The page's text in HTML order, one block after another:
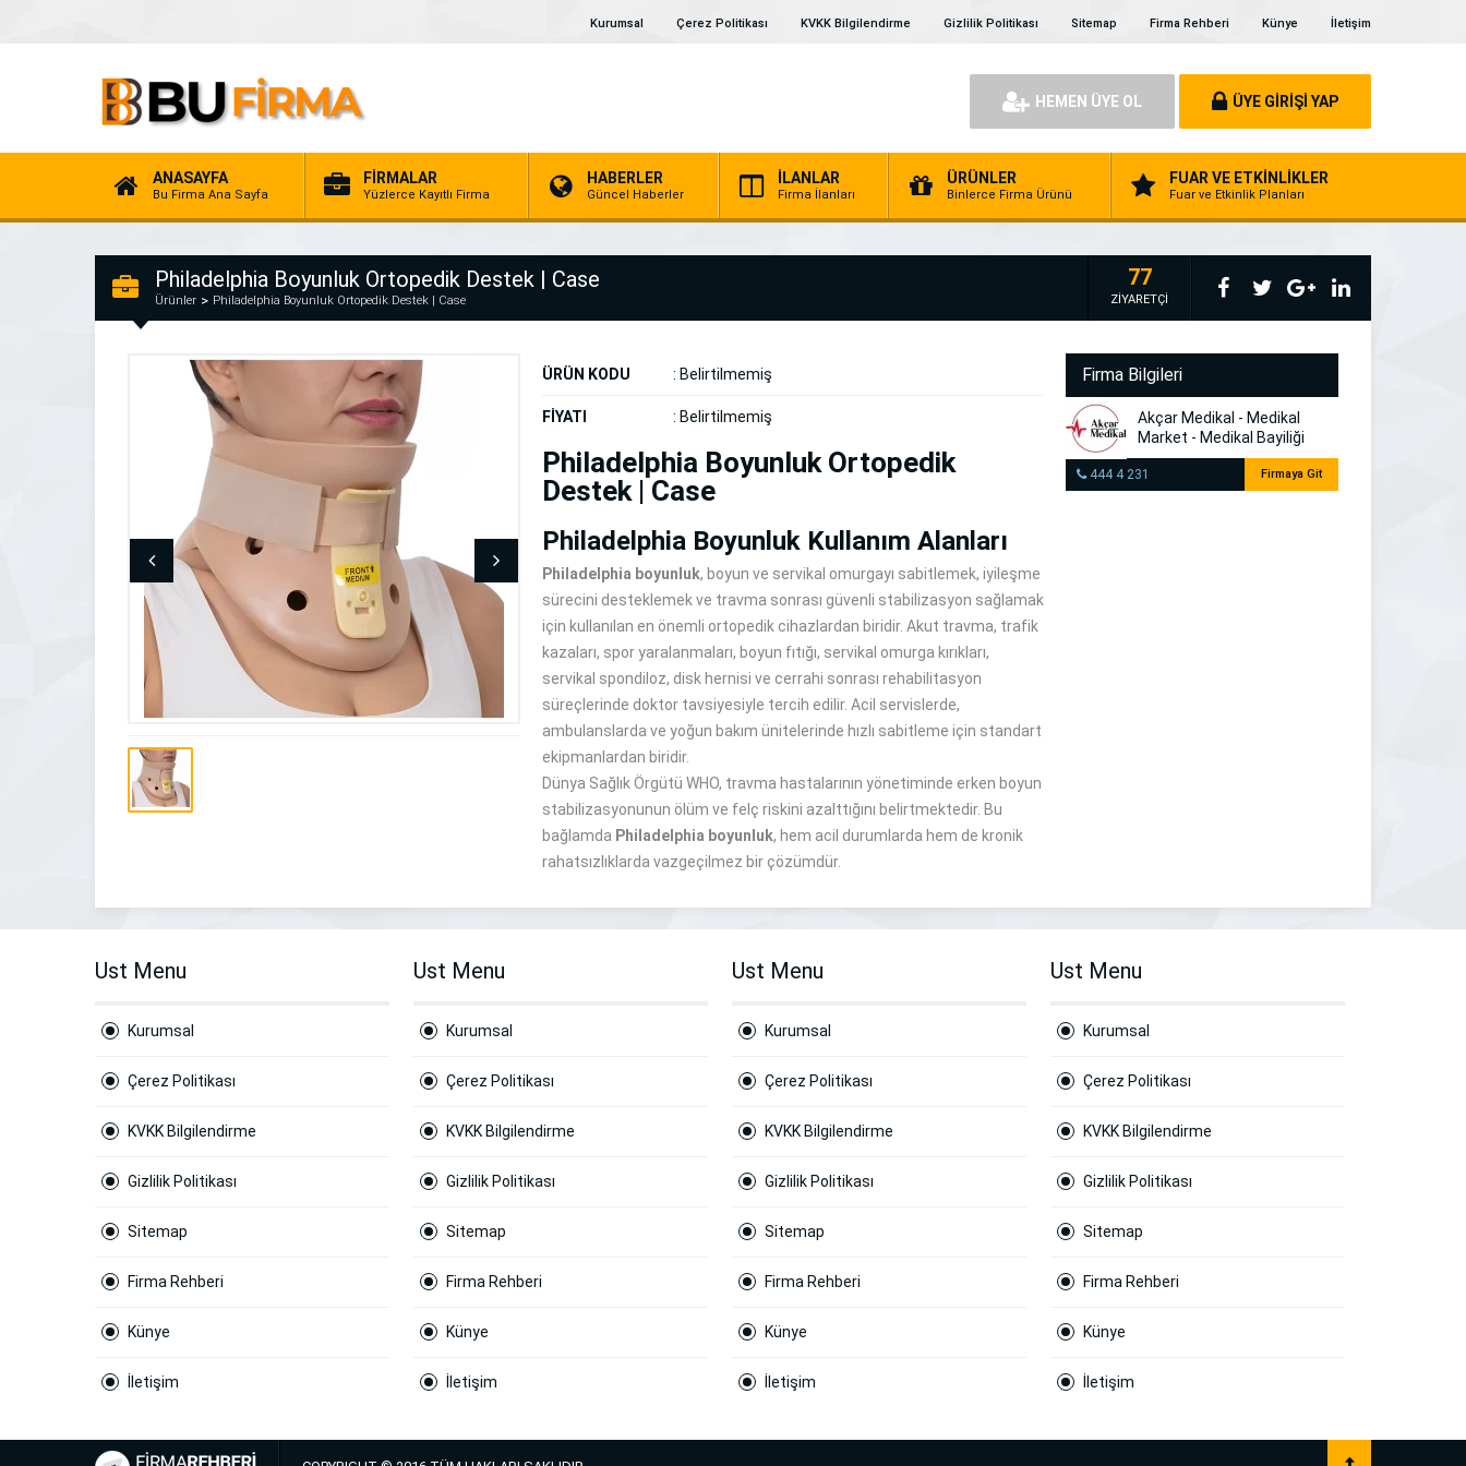
Kurumsal Çerez Politikası KVKK Bilgilendirme Gizlilik Politikası Sitemap Firma Rehberi Künye İletişim
HEMEN ÜYE OL ÜYE GİRİŞİ YAP
ANASAYFA
Bu Firma Ana Sayfa
FİRMALAR
Yüzlerce Kayıtlı Firma
HABERLER
Güncel Haberler
İLANLAR
Firma İlanları
ÜRÜNLER
Binlerce Firma Ürünü
FUAR VE ETKİNLİKLER
Fuar ve Etkinlik Planları
Philadelphia Boyunluk Ortopedik Destek | Case
Ürünler Philadelphia Boyunluk Ortopedik Destek | Case
77
ZİYARETÇİ
ÜRÜN KODU : Belirtilmemiş
FİYATI : Belirtilmemiş
Philadelphia Boyunluk Ortopedik
Destek | Case
Philadelphia Boyunluk Kullanım Alanları
Philadelphia boyunluk, boyun ve servikal omurgayı sabitlemek, iyileşme
sürecini desteklemek ve travma sonrası güvenli stabilizasyon sağlamak
için kullanılan en önemli ortopedik cihazlardan biridir. Akut travma, trafik
kazaları, spor yaralanmaları, boyun fıtığı, servikal omurga kırıkları,
servikal spondiloz, disk hernisi ve cerrahi sonrası rehabilitasyon
süreçlerinde doktor tavsiyesiyle tercih edilir. Acil servislerde,
ambulanslarda ve yoğun bakım ünitelerinde hızlı sabitleme için standart
ekipmanlardan biridir.
Dünya Sağlık Örgütü WHO, travma hastalarının yönetiminde erken boyun
stabilizasyonunun ölüm ve felç riskini azalttığını belirtmektedir. Bu
bağlamda Philadelphia boyunluk, hem acil durumlarda hem de kronik
rahatsızlıklarda vazgeçilmez bir çözümdür.
Firma Bilgileri
Akçar Medikal - Medikal
Market - Medikal Bayiliği
444 4 231 Firmaya Git
Ust Menu
Kurumsal
Çerez Politikası
KVKK Bilgilendirme
Gizlilik Politikası
Sitemap
Firma Rehberi
Künye
İletişim
Ust Menu
Kurumsal
Çerez Politikası
KVKK Bilgilendirme
Gizlilik Politikası
Sitemap
Firma Rehberi
Künye
İletişim
Ust Menu
Kurumsal
Çerez Politikası
KVKK Bilgilendirme
Gizlilik Politikası
Sitemap
Firma Rehberi
Künye
İletişim
Ust Menu
Kurumsal
Çerez Politikası
KVKK Bilgilendirme
Gizlilik Politikası
Sitemap
Firma Rehberi
Künye
İletişim